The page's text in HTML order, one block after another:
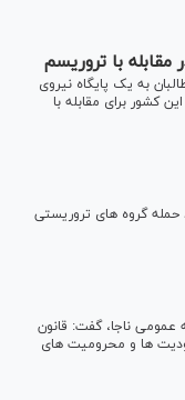
با تروریسم
به یک پایگاه نیروی
کشور برای مقابله با
حمله گروه های تروریستی
عمومی ناجا، گفت: قانون
ها و محرومیت های